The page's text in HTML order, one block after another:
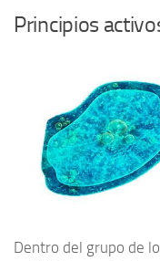
Principios
Dentro del grupo de